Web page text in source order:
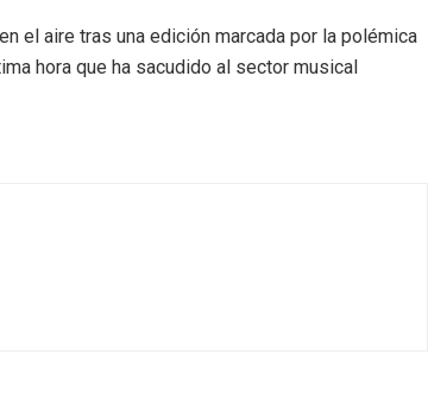
el aire tras una edición marcada por la polémica
hora que ha sacudido al sector musical